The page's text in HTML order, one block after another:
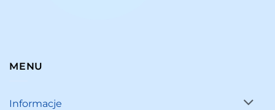
MENU
Informacje